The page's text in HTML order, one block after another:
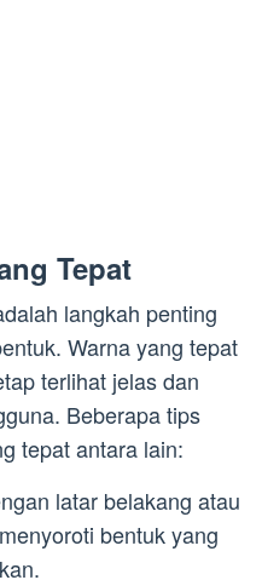
Tepat
langkah penting
Warna yang tepat
terlihat jelas dan
Beberapa tips
tepat antara lain:
latar belakang atau
bentuk yang